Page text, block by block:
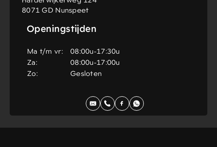
8071 GD Nunspeet
Openingstijden
Ma t/m vr:
08:00u-17:30u
Za:
08:00u-17:00u
Zo:
Gesloten